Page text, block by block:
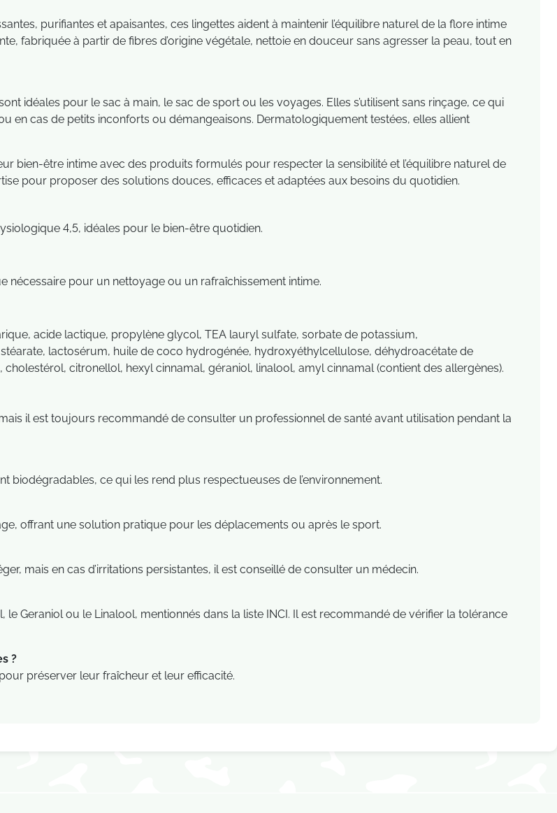
purifiantes et apaisantes, ces lingettes aident à maintenir l’équilibre naturel de la flore intime
fabriquée à partir de fibres d’origine végétale, nettoie en douceur sans agresser la peau, tout en
idéales pour le sac à main, le sac de sport ou les voyages. Elles s’utilisent sans rinçage, ce qui
en cas de petits inconforts ou démangeaisons. Dermatologiquement testées, elles allient
bien-être intime avec des produits formulés pour respecter la sensibilité et l’équilibre naturel de
pour proposer des solutions douces, efficaces et adaptées aux besoins du quotidien.
4,5, idéales pour le bien-être quotidien.
nécessaire pour un nettoyage ou un rafraîchissement intime.
acide lactique, propylène glycol, TEA lauryl sulfate, sorbate de potassium,
lactosérum, huile de coco hydrogénée, hydroxyéthylcellulose, déhydroacétate de
citronellol, hexyl cinnamal, géraniol, linalool, amyl cinnamal (contient des allergènes).
il est toujours recommandé de consulter un professionnel de santé avant utilisation pendant la
biodégradables, ce qui les rend plus respectueuses de l’environnement.
offrant une solution pratique pour les déplacements ou après le sport.
mais en cas d’irritations persistantes, il est conseillé de consulter un médecin.
Geraniol ou le Linalool, mentionnés dans la liste INCI. Il est recommandé de vérifier la tolérance
?
préserver leur fraîcheur et leur efficacité.